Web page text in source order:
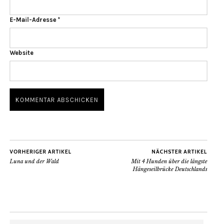
E-Mail-Adresse *
Website
VORHERIGER ARTIKEL
Luna und der Wald
NÄCHSTER ARTIKEL
Mit 4 Hunden über die längste
Hängeseilbrücke Deutschlands